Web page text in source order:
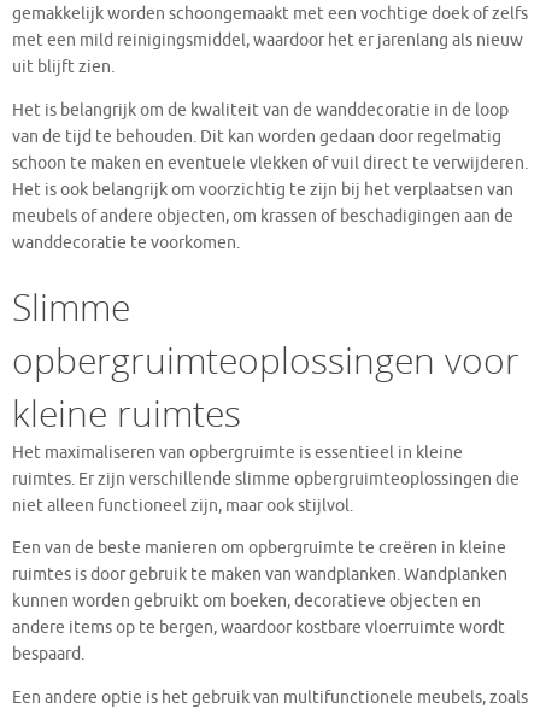
gemakkelijk worden schoongemaakt met een vochtige doek of zelfs
met een mild reinigingsmiddel, waardoor het er jarenlang als nieuw
uit blijft zien.
Het is belangrijk om de kwaliteit van de wanddecoratie in de loop
van de tijd te behouden. Dit kan worden gedaan door regelmatig
schoon te maken en eventuele vlekken of vuil direct te verwijderen.
Het is ook belangrijk om voorzichtig te zijn bij het verplaatsen van
meubels of andere objecten, om krassen of beschadigingen aan de
wanddecoratie te voorkomen.
Slimme
opbergruimteoplossingen voor
kleine ruimtes
Het maximaliseren van opbergruimte is essentieel in kleine
ruimtes. Er zijn verschillende slimme opbergruimteoplossingen die
niet alleen functioneel zijn, maar ook stijlvol.
Een van de beste manieren om opbergruimte te creëren in kleine
ruimtes is door gebruik te maken van wandplanken. Wandplanken
kunnen worden gebruikt om boeken, decoratieve objecten en
andere items op te bergen, waardoor kostbare vloerruimte wordt
bespaard.
Een andere optie is het gebruik van multifunctionele meubels, zoals